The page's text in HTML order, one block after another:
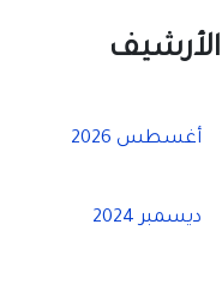
الأرشيف
أغسطس 2026
ديسمبر 2024